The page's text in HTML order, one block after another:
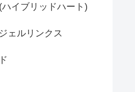
イブリッドハート)
ェルリンクス